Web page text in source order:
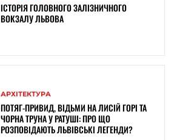
ІСТОРІЯ ГОЛОВНОГО ЗАЛІЗНИЧНОГО
ВОКЗАЛУ ЛЬВОВА
АРХІТЕКТУРА
ПОТЯГ-ПРИВИД, ВІДЬМИ НА ЛИСІЙ ГОРІ ТА
ЧОРНА ТРУНА У РАТУШІ: ПРО ЩО
РОЗПОВІДАЮТЬ ЛЬВІВСЬКІ ЛЕГЕНДИ?